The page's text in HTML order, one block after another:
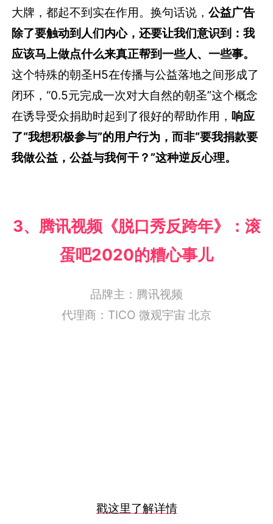
大牌，都起不到实在作用。换句话说，公益广告
除了要触动到人们内心，还要让我们意识到：我
应该马上做点什么来真正帮到一些人、一些事。
这个特殊的朝圣H5在传播与公益落地之间形成了
闭环，“0.5元完成一次对大自然的朝圣”这个概念
在诱导受众捐助时起到了很好的帮助作用，响应
了“我想积极参与”的用户行为，而非“要我捐款要
我做公益，公益与我何干？”这种逆反心理。
3、 腾讯视频《脱口秀反跨年》：滚
蛋吧2020的糟心事儿
品牌主： 腾讯视频
代理商： TICO 微观宇宙 北京
戳这里了解详情